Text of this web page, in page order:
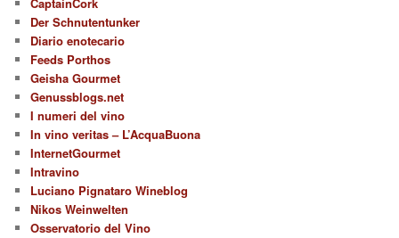
Der Schnutentunker
Diario enotecario
Feeds Porthos
Geisha Gourmet
Genussblogs.net
I numeri del vino
In vino veritas – L’AcquaBuona
InternetGourmet
Intravino
Luciano Pignataro Wineblog
Nikos Weinwelten
Osservatorio del Vino